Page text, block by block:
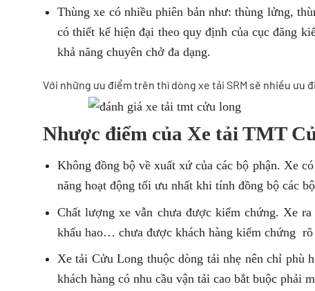
Thùng xe có nhiều phiên bản như: thùng lửng,
có thiết kế hiện đại theo quy định của cục đăng
khả năng chuyên chở đa dạng.
Với những ưu điểm trên thì dòng xe tải SRM sẽ nhiều ưu
Nhược điểm của Xe tải TMT
Không đồng bộ về xuất xứ của các bộ phận. Xe
năng hoạt động tối ưu nhất khi tính đồng bộ các
Chất lượng xe vẫn chưa được kiểm chứng. Xe
khấu hao… chưa được khách hàng kiểm chứng
Xe tải Cửu Long thuộc dòng tải nhẹ nên chỉ phù
khách hàng có nhu cầu vận tải cao bắt buộc phải